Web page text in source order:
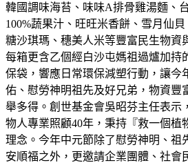
韓國調味海苔、味味A排骨雞湯麵、
100%蔬果汁、旺旺米香餅、雪月仙
糖沙琪瑪、穗美人米等豐富民生物資
每箱更含乙個經白沙屯媽祖過爐加持
保袋，響應日常環保減塑行動，讓今
佑、慰勞神明祖先及好兄弟，物資豐
舉多得。創世基金會吳昭芬主任表示
物人專業照顧40年，秉持『救一個植
理念。今年中元節除了慰勞神明、祖
安順福之外，更邀請企業團體、社會